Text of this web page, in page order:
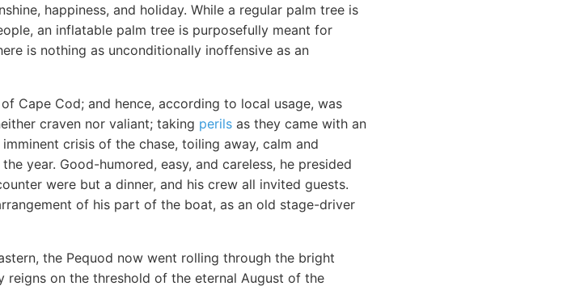
happiness, and holiday. While a regular palm tree is
an inflatable palm tree is purposefully meant for
is nothing as unconditionally inoffensive as an
Cape Cod; and hence, according to local usage, was
craven nor valiant; taking perils as they came with an
crisis of the chase, toiling away, calm and
year. Good-humored, easy, and careless, he presided
were but a dinner, and his crew all invited guests.
of his part of the boat, as an old stage-driver
the Pequod now went rolling through the bright
reigns on the threshold of the eternal August of the